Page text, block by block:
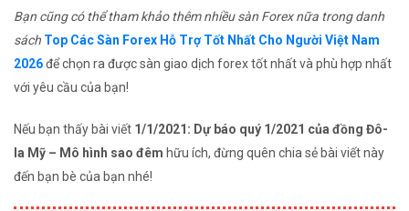
Bạn cũng có thể tham khảo thêm nhiều sàn Forex nữa trong danh
sách Top Các Sàn Forex Hỗ Trợ Tốt Nhất Cho Người Việt Nam
2026để chọn ra được sàn giao dịch forex tốt nhất và phù hợp nhất
với yêu cầu của bạn!
Nếu bạn thấy bài viết 1/1/2021: Dự báo quý 1/2021 của đồng Đô-
la Mỹ – Mô hình sao đêm hữu ích, đừng quên chia sẻ bài viết này
đến bạn bè của bạn nhé!